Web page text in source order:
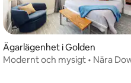
Ägarlägenhet i Golden
Modernt och mysigt • Nära